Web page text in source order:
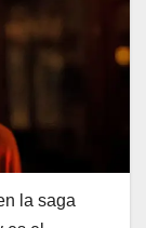
la saga